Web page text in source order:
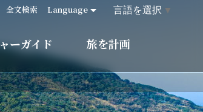
全文検索 Language 言語を選択 ▼
ーガイド 旅を計画